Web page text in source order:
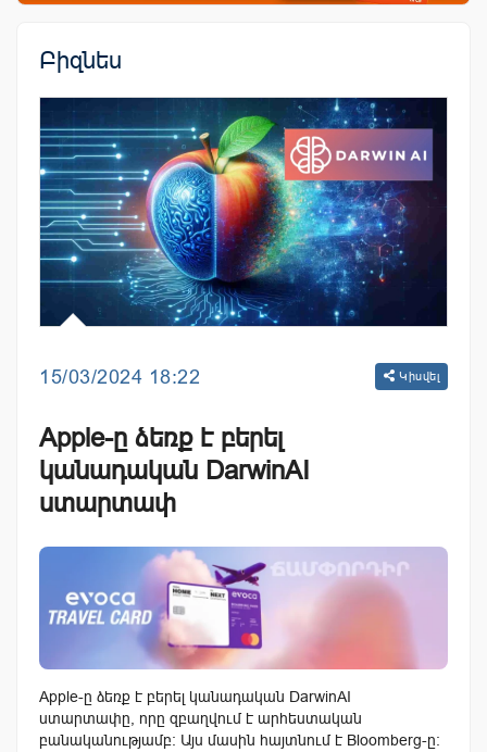
Բիզնես
15/03/2024 18:22 Կիսվել
Apple-ը ձեռք է բերել
կանադական DarwinAI
ստարտափ
Apple-ը ձեռք է բերել կանադական DarwinAI
ստարտափը, որը զբաղվում է արհեստական ​​
բանականությամբ։ Այս մասին հայտնում է Bloomberg-ը: